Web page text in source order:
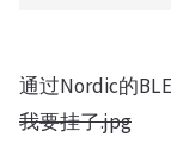
通过Nordic的
我要挂了.jpg